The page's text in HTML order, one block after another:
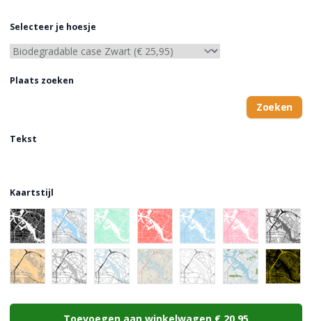
Selecteer je hoesje
Plaats zoeken
Zoeken
Tekst
Kaartstijl
Choose a color